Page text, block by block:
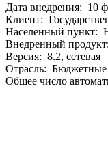
Дата внедрения: 10
Клиент:
Населенный пункт:
Внедренный
Версия: 8.2, сетевая
Отрасль: Бюджетные
Общее число